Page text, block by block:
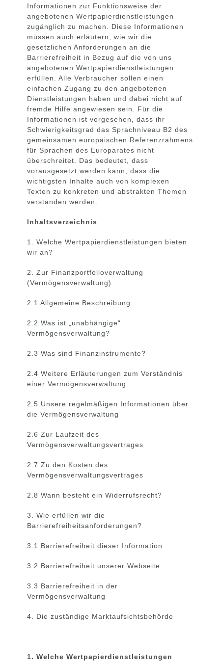
Informationen zur Funktionsweise der
angebotenen Wertpapierdienstleistungen
zugänglich zu machen. Diese Informationen
müssen auch erläutern, wie wir die
gesetzlichen Anforderungen an die
Barrierefreiheit in Bezug auf die von uns
angebotenen Wertpapierdienstleistungen
erfüllen. Alle Verbraucher sollen einen
einfachen Zugang zu den angebotenen
Dienstleistungen haben und dabei nicht auf
fremde Hilfe angewiesen sein. Für die
Informationen ist vorgesehen, dass ihr
Schwierigkeitsgrad das Sprachniveau B2 des
gemeinsamen europäischen Referenzrahmens
für Sprachen des Europarates nicht
überschreitet. Das bedeutet, dass
vorausgesetzt werden kann, dass die
wichtigsten Inhalte auch von komplexen
Texten zu konkreten und abstrakten Themen
verstanden werden.
Inhaltsverzeichnis
1. Welche Wertpapierdienstleistungen bieten
wir an?
2. Zur Finanzportfolioverwaltung
(Vermögensverwaltung)
2.1 Allgemeine Beschreibung
2.2 Was ist „unabhängige“
Vermögensverwaltung?
2.3 Was sind Finanzinstrumente?
2.4 Weitere Erläuterungen zum Verständnis
einer Vermögensverwaltung
2.5 Unsere regelmäßigen Informationen über
die Vermögensverwaltung
2.6 Zur Laufzeit des
Vermögensverwaltungsvertrages
2.7 Zu den Kosten des
Vermögensverwaltungsvertrages
2.8 Wann besteht ein Widerrufsrecht?
3. Wie erfüllen wir die
Barrierefreiheitsanforderungen?
3.1 Barrierefreiheit dieser Information
3.2 Barrierefreiheit unserer Webseite
3.3 Barrierefreiheit in der
Vermögensverwaltung
4. Die zuständige Marktaufsichtsbehörde
1. Welche Wertpapierdienstleistungen